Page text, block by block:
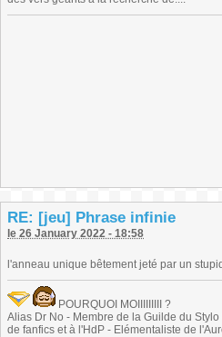
RE: [jeu] Phrase infinie
le 26 January 2022 - 18:58
l'anneau unique bêtement jeté par un
POURQUOI MOIIIIIIIII ?
Alias Dr No - Membre de la Guilde du
de fanfics et à l'HdP - Elémentaliste de